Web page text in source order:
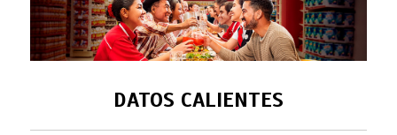
DATOS CALIENTES